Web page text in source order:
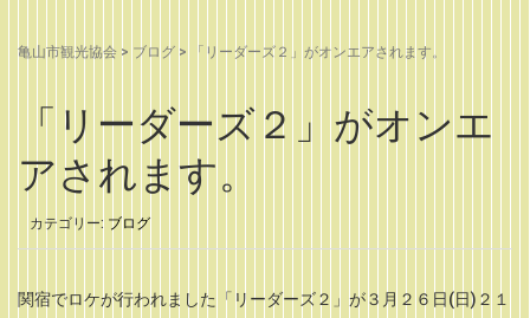
亀山市観光協会 > ブログ > 「リーダーズ２」がオンエアされます。
「リーダーズ２」がオンエ
アされます。
カテゴリー: ブログ
関宿でロケが行われました「リーダーズ２」が３月２６日(日)２１